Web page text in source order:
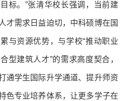
标。”张清华校长强调，当前建
才需求日益迫切，中科硕博在国
与资源优势，与学校“推动职业
型建筑人才”的需求高度契合，
通学生国际升学通道、提升师资
色专业培养体系，让更多学子在